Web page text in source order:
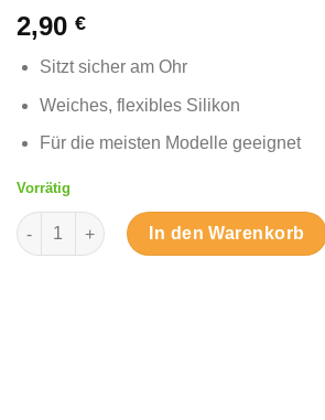
2,90 €
Sitzt sicher am Ohr
Weiches, flexibles Silikon
Für die meisten Modelle geeignet
Vorrätig
Ohrbügel für kabellose Kopfhörer Menge
In den Warenkorb